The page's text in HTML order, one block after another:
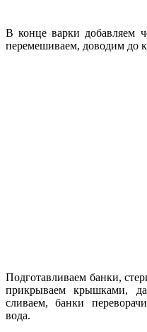
В конце варки добавляем
перемешиваем, доводим до
Подготавливаем банки,
прикрываем крышками,
сливаем, банки
вода.